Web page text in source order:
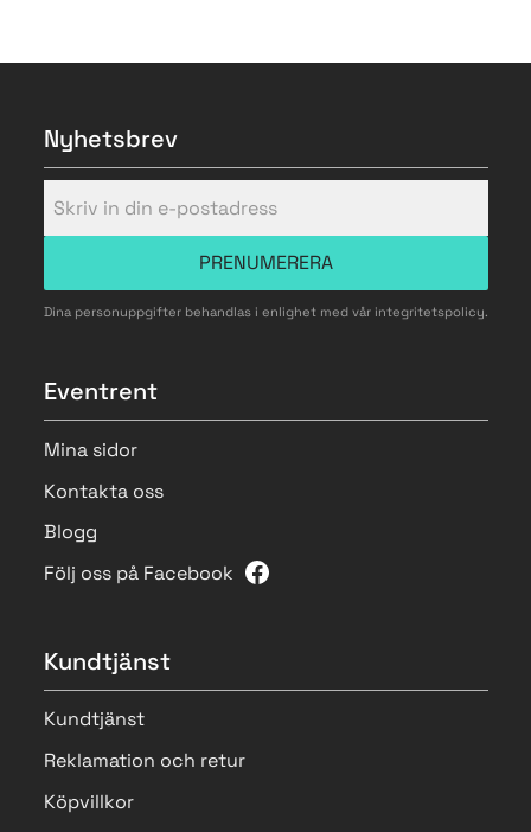
Nyhetsbrev
PRENUMERERA
Dina personuppgifter behandlas i enlighet med vår integritetspolicy.
Eventrent
Mina sidor
Kontakta oss
Blogg
Följ oss på Facebook
Kundtjänst
Kundtjänst
Reklamation och retur
Köpvillkor